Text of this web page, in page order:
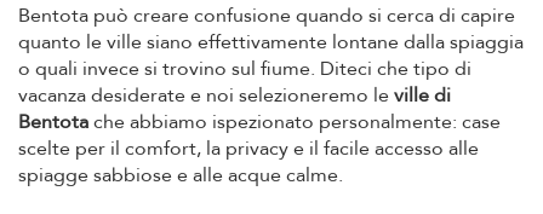
Bentota può creare confusione quando si cerca di capire
quanto le ville siano effettivamente lontane dalla spiaggia
o quali invece si trovino sul fiume. Diteci che tipo di
vacanza desiderate e noi selezioneremo leville di
Bentotache abbiamo ispezionato personalmente: case
scelte per il comfort, la privacy e il facile accesso alle
spiagge sabbiose e alle acque calme.